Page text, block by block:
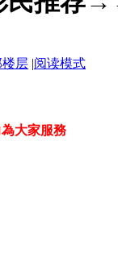
楼层 |阅读模式
大家服務